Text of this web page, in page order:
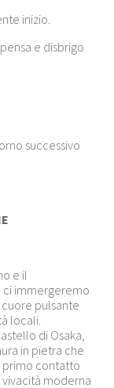
inizio.
e disbrigo
successivo
e il
ci immergeremo
pulsante
locali.
di Osaka,
in pietra che
primo contatto
moderna